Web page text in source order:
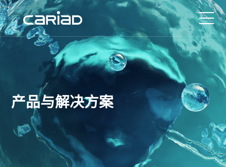
产品与解决方案
媒体中心
服务保障
关于我们
产品与解决方案